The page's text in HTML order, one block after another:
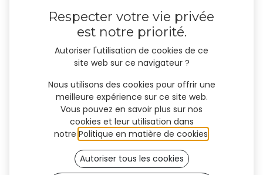
Respecter votre vie privée
est notre priorité.
Autoriser l'utilisation de cookies de ce
site web sur ce navigateur ?
Nous utilisons des cookies pour offrir une
meilleure expérience sur ce site web.
Vous pouvez en savoir plus sur nos
cookies et leur utilisation dans
notre Politique en matière de cookies
Autoriser tous les cookies